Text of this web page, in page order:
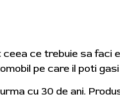
ce trebuie sa faci
pe care il poti
cu 30 de ani.